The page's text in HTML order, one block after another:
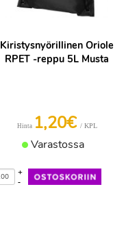
Kiristysnyörillinen Oriole
RPET -reppu 5L Musta
Hinta 1,20€ / KPL
Varastossa
-
+